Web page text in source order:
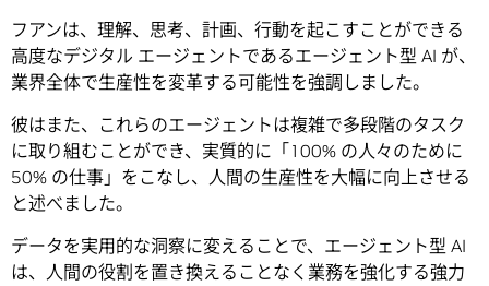
フアンは、理解、思考、計画、行動を起こすことができる
高度なデジタル エージェントであるエージェント型 AI が、
業界全体で生産性を変革する可能性を強調しました。
彼はまた、これらのエージェントは複雑で多段階のタスク
に取り組むことができ、実質的に「100% の人々のために
50% の仕事」をこなし、人間の生産性を大幅に向上させる
と述べました。
データを実用的な洞察に変えることで、エージェント型 AI
は、人間の役割を置き換えることなく業務を強化する強力